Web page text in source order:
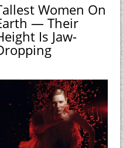
Women On
— Their
Is Jaw-